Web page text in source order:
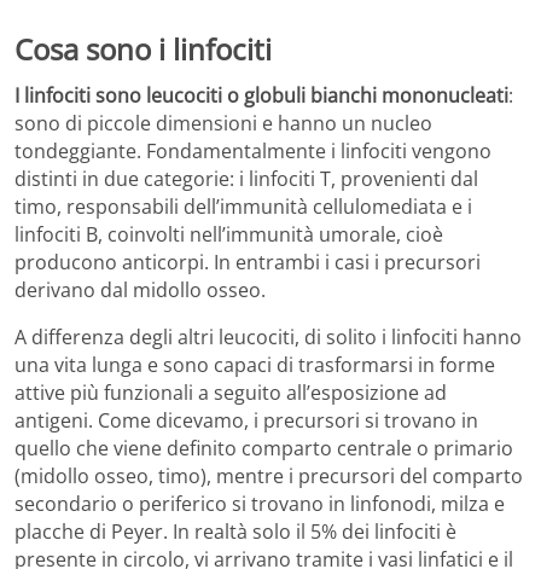
Cosa sono i linfociti
I linfociti sono leucociti o globuli bianchi mononucleati:
sono di piccole dimensioni e hanno un nucleo
tondeggiante. Fondamentalmente i linfociti vengono
distinti in due categorie: i linfociti T, provenienti dal
timo, responsabili dell’immunità cellulomediata e i
linfociti B, coinvolti nell’immunità umorale, cioè
producono anticorpi. In entrambi i casi i precursori
derivano dal midollo osseo.
A differenza degli altri leucociti, di solito i linfociti hanno
una vita lunga e sono capaci di trasformarsi in forme
attive più funzionali a seguito all’esposizione ad
antigeni. Come dicevamo, i precursori si trovano in
quello che viene definito comparto centrale o primario
(midollo osseo, timo), mentre i precursori del comparto
secondario o periferico si trovano in linfonodi, milza e
placche di Peyer. In realtà solo il 5% dei linfociti è
presente in circolo, vi arrivano tramite i vasi linfatici e il